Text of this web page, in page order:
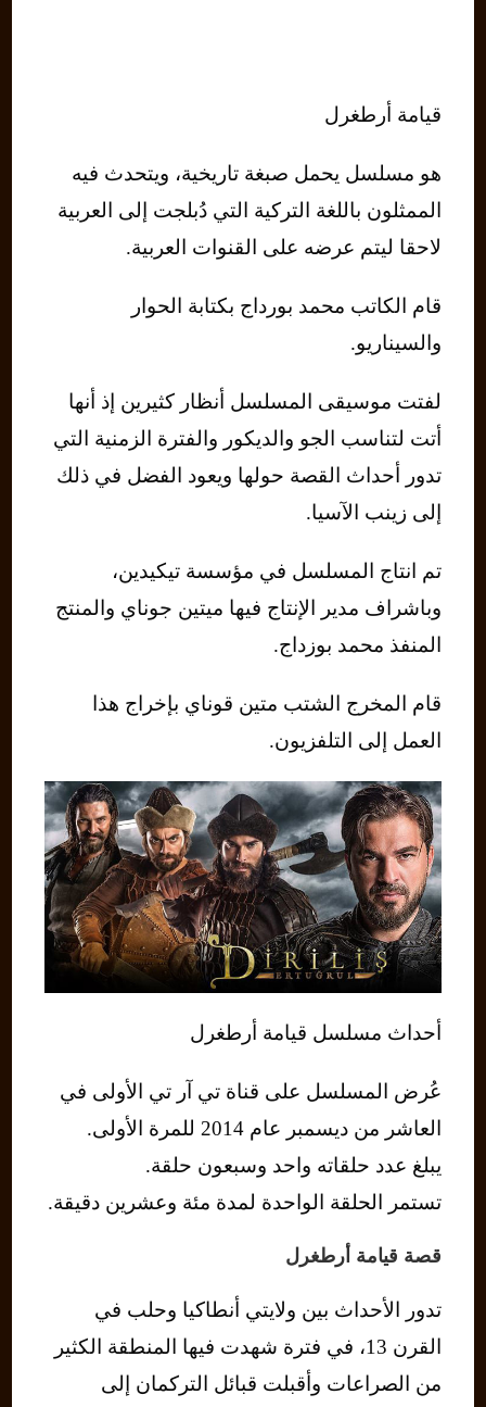
قيامة أرطغرل
هو مسلسل يحمل صبغة تاريخية، ويتحدث فيه
الممثلون باللغة التركية التي دُبلجت إلى العربية
لاحقا ليتم عرضه على القنوات العربية.
قام الكاتب محمد بورداج بكتابة الحوار
والسيناريو.
لفتت موسيقى المسلسل أنظار كثيرين إذ أنها
أتت لتناسب الجو والديكور والفترة الزمنية التي
تدور أحداث القصة حولها ويعود الفضل في ذلك
إلى زينب الآسيا.
تم انتاج المسلسل في مؤسسة تيكيدين،
وباشراف مدير الإنتاج فيها ميتين جوناي والمنتج
المنفذ محمد بوزداج.
قام المخرج الشتب متين قوناي بإخراج هذا
العمل إلى التلفزيون.
أحداث مسلسل قيامة أرطغرل
عُرض المسلسل على قناة تي آر تي الأولى في
العاشر من ديسمبر عام 2014 للمرة الأولى.
يبلغ عدد حلقاته واحد وسبعون حلقة.
تستمر الحلقة الواحدة لمدة مئة وعشرين دقيقة.
قصة قيامة أرطغرل
تدور الأحداث بين ولايتي أنطاكيا وحلب في
القرن 13، في فترة شهدت فيها المنطقة الكثير
من الصراعات وأقبلت قبائل التركمان إلى